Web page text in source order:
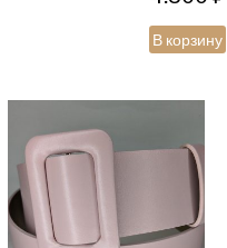
В корзину